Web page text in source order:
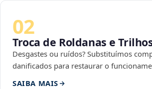
02
Troca de Roldanas e
Desgastes ou ruídos? Substituímos
danificados para restaurar o
SAIBA MAIS